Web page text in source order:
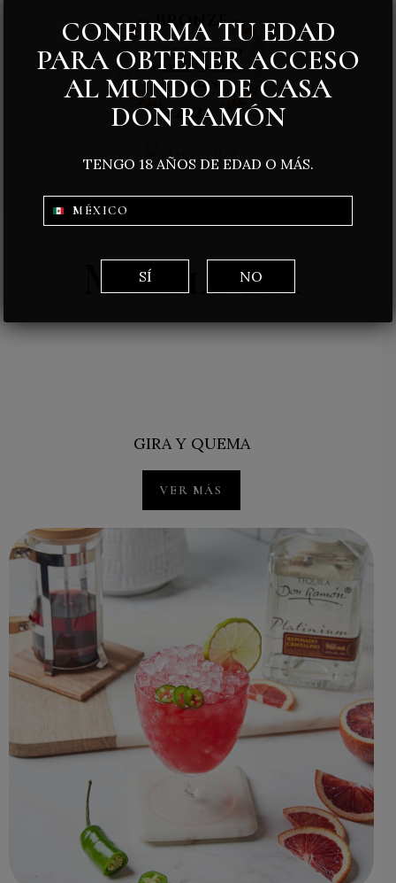
Mixología
GIRA Y QUEMA
VER MÁS
CONFIRMA TU EDAD
PARA OBTENER ACCESO
AL MUNDO DE CASA
DON RAMÓN
TENGO 18 AÑOS DE EDAD O MÁS.
MÉXICO
SÍ NO